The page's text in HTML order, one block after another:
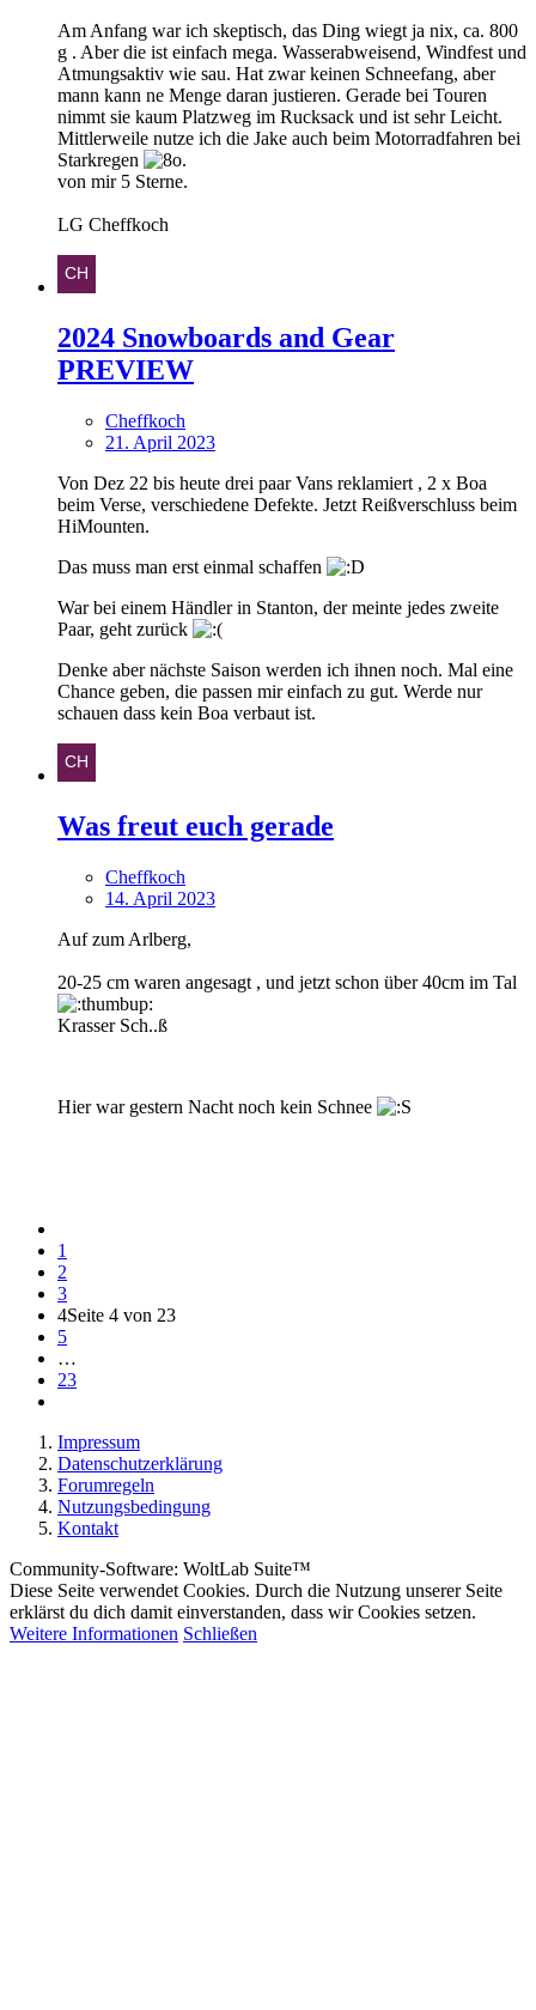
Am Anfang war ich skeptisch, das Ding wiegt ja nix, ca. 800
g . Aber die ist einfach mega. Wasserabweisend, Windfest und
Atmungsaktiv wie sau. Hat zwar keinen Schneefang, aber
mann kann ne Menge daran justieren. Gerade bei Touren
nimmt sie kaum Platzweg im Rucksack und ist sehr Leicht.
Mittlerweile nutze ich die Jake auch beim Motorradfahren bei
Starkregen
.
von mir 5 Sterne.
LG Cheffkoch
2024 Snowboards and Gear
PREVIEW
Cheffkoch
21. April 2023
Von Dez 22 bis heute drei paar Vans reklamiert , 2 x Boa
beim Verse, verschiedene Defekte. Jetzt Reißverschluss beim
HiMounten.
Das muss man erst einmal schaffen
War bei einem Händler in Stanton, der meinte jedes zweite
Paar, geht zurück
Denke aber nächste Saison werden ich ihnen noch. Mal eine
Chance geben, die passen mir einfach zu gut. Werde nur
schauen dass kein Boa verbaut ist.
Was freut euch gerade
Cheffkoch
14. April 2023
Auf zum Arlberg,
20-25 cm waren angesagt , und jetzt schon über 40cm im Tal
Krasser Sch..ß
Hier war gestern Nacht noch kein Schnee
1
2
3
4Seite 4 von 23
5
…
23
Impressum
Datenschutzerklärung
Forumregeln
Nutzungsbedingung
Kontakt
Community-Software: WoltLab Suite™
Diese Seite verwendet Cookies. Durch die Nutzung unserer Seite
erklärst du dich damit einverstanden, dass wir Cookies setzen.
Weitere Informationen Schließen